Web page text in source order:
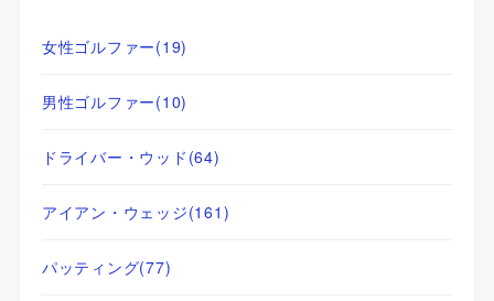
女性ゴルファー(19)
男性ゴルファー(10)
ドライバー・ウッド (64)
アイアン・ウェッジ(161)
パッティング(77)